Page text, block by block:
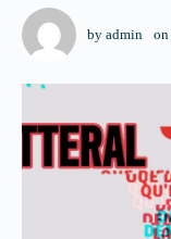
by admin on